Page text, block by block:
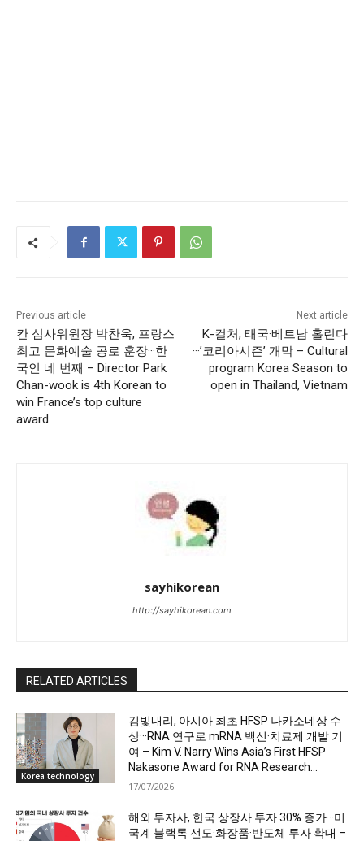
Previous article
칸 심사위원장 박찬욱, 프랑스
최고 문화예술 공로 훈장···한
국인 네 번째 – Director Park
Chan-wook is 4th Korean to
win France’s top culture
award
Next article
K-컬처, 태국·베트남 홀린다
···’코리아시즌’ 개막 – Cultural
program Korea Season to
open in Thailand, Vietnam
sayhikorean
http://sayhikorean.com
RELATED ARTICLES
Korea technology
김빛내리, 아시아 최초 HFSP 나카소네상 수
상···RNA 연구로 mRNA 백신·치료제 개발 기
여 – Kim V. Narry Wins Asia’s First HFSP
Nakasone Award for RNA Research...
17/07/2026
해외 투자사, 한국 상장사 투자 30% 증가···미
국계 블랙록 선도·화장품·반도체 투자 확대 –